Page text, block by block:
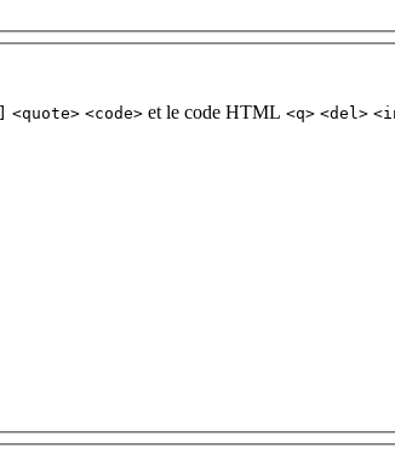
<quote> <code> et le code HTML <q> <del>